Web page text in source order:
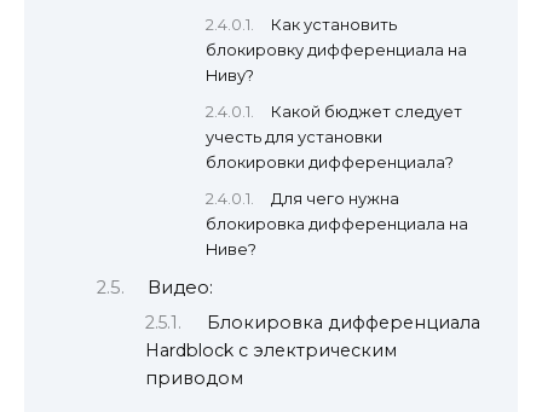
Как установить
блокировку дифференциала на
Ниву?
Какой бюджет следует
учесть для установки
блокировки дифференциала?
Для чего нужна
блокировка дифференциала на
Ниве?
Видео:
Блокировка дифференциала
Hardblock с электрическим
приводом